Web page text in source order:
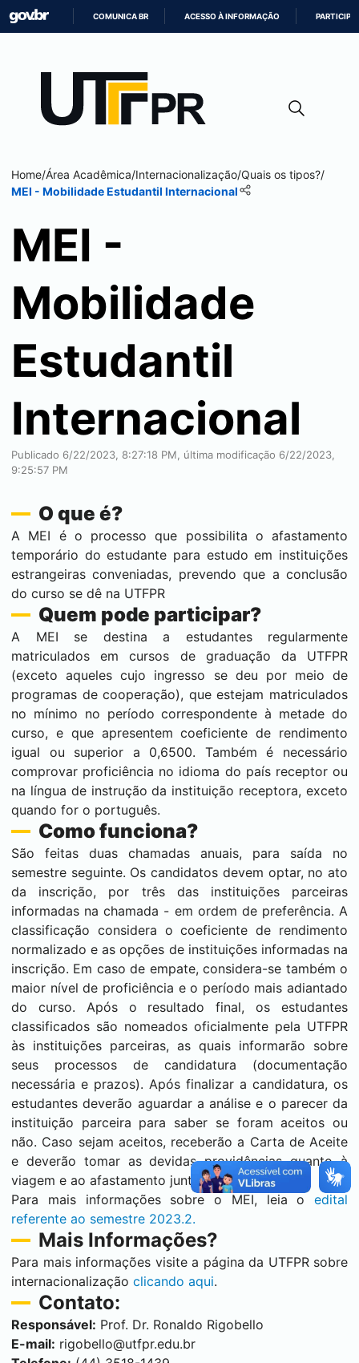
CONTEÚDO
COMUNICA BR ACESSO À INFORMAÇÃO PARTICIPE
Home/Área Acadêmica/Internacionalização/Quais os tipos?/
MEI - Mobilidade Estudantil Internacional
MEI -
Mobilidade
Estudantil
Internacional
Publicado 6/22/2023, 8:27:18 PM, última modificação 6/22/2023,
9:25:57 PM
O que é?
A MEI é o processo que possibilita o afastamento
temporário do estudante para estudo em instituições
estrangeiras conveniadas, prevendo que a conclusão
do curso se dê na UTFPR
Quem pode participar?
A MEI se destina a estudantes regularmente
matriculados em cursos de graduação da UTFPR
(exceto aqueles cujo ingresso se deu por meio de
programas de cooperação), que estejam matriculados
no mínimo no período correspondente à metade do
curso, e que apresentem coeficiente de rendimento
igual ou superior a 0,6500. Também é necessário
comprovar proficiência no idioma do país receptor ou
na língua de instrução da instituição receptora, exceto
quando for o português.
Como funciona?
São feitas duas chamadas anuais, para saída no
semestre seguinte. Os candidatos devem optar, no ato
da inscrição, por três das instituições parceiras
informadas na chamada - em ordem de preferência. A
classificação considera o coeficiente de rendimento
normalizado e as opções de instituições informadas na
inscrição. Em caso de empate, considera-se também o
maior nível de proficiência e o período mais adiantado
do curso. Após o resultado final, os estudantes
classificados são nomeados oficialmente pela UTFPR
às instituições parceiras, as quais informarão sobre
seus processos de candidatura (documentação
necessária e prazos). Após finalizar a candidatura, os
estudantes deverão aguardar a análise e o parecer da
instituição parceira para saber se foram aceitos ou
não. Caso sejam aceitos, receberão a Carta de Aceite
e deverão tomar as devidas providências quanto à
viagem e ao afastamento junto à UTFPR.
Para mais informações sobre o MEI, leia o edital
referente ao semestre 2023.2.
Mais Informações?
Para mais informações visite a página da UTFPR sobre
internacionalização clicando aqui.
Contato:
Responsável: Prof. Dr. Ronaldo Rigobello
E-mail: rigobello@utfpr.edu.br